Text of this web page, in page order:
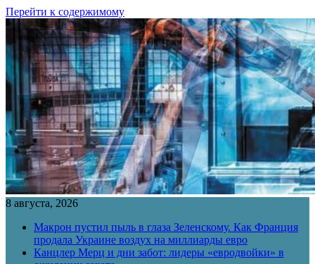
Перейти к содержимому
8 августа, 2026
Макрон пустил пыль в глаза Зеленскому. Как Франция
продала Украине воздух на миллиарды евро
Канцлер Мерц и дни забот: лидеры «евродвойки» в